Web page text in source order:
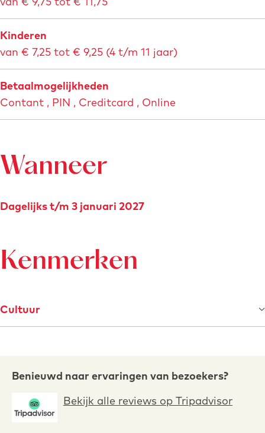
t
e
n
N
o
o
r
d
l
d
i
n
g
G
r
o
t
e
N
r
d
Kinderen
van € 7,25 tot € 9,25 (4 t/m 11 jaar)
Betaalmogelijkheden
Contant , PIN , Creditcard , Online
Wanneer
Dagelijks t/m 3 januari 2027
Kenmerken
Cultuur
RBenieuwd naar ervaringen van bezoekers?
Bekijk alle reviews op Tripadvisor